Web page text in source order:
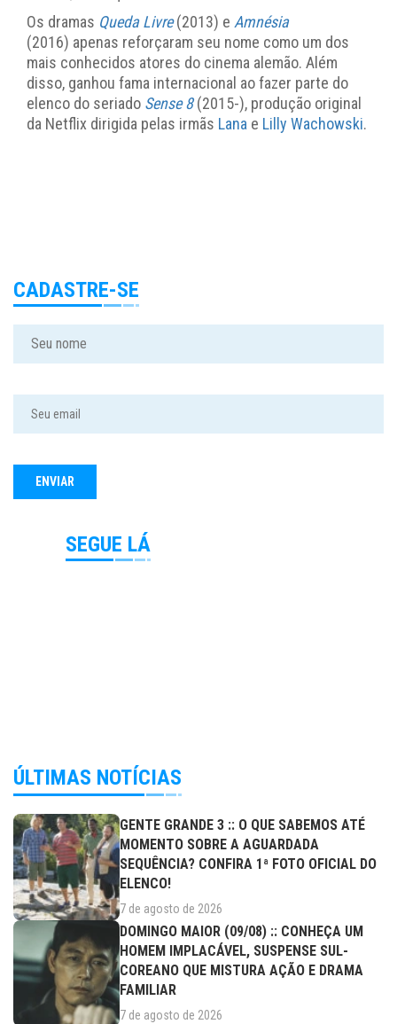
Os dramas Queda Livre(2013) e Amnésia
(2016) apenas reforçaram seu nome como um dos
mais conhecidos atores do cinema alemão. Além
disso, ganhou fama internacional ao fazer parte do
elenco do seriado Sense 8(2015-), produção original
da Netflix dirigida pelas irmãs Lana e Lilly Wachowski.
CADASTRE-SE
SEGUE LÁ
ÚLTIMAS NOTÍCIAS
GENTE GRANDE 3 :: O QUE SABEMOS ATÉ
MOMENTO SOBRE A AGUARDADA
SEQUÊNCIA? CONFIRA 1ª FOTO OFICIAL DO
ELENCO!
7 de agosto de 2026
DOMINGO MAIOR (09/08) :: CONHEÇA UM
HOMEM IMPLACÁVEL, SUSPENSE SUL-
COREANO QUE MISTURA AÇÃO E DRAMA
FAMILIAR
7 de agosto de 2026